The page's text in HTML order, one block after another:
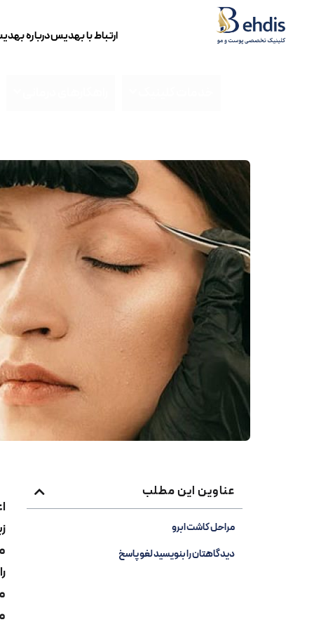
ارتباط با بهدیسدرباره
عناوین این مطلب
مراحل کاشت ابرو
دیدگاهتان را بنویسید لغو پاسخ